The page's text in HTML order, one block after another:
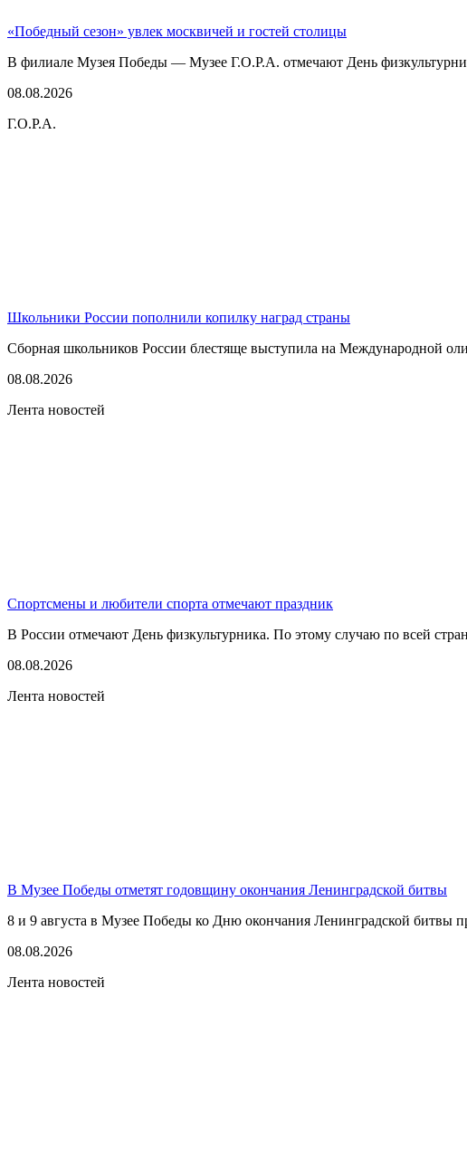
«Победный сезон» увлек москвичей и гостей столицы
В филиале Музея Победы — Музее Г.О.Р.А. отмечают День
08.08.2026
Г.О.Р.А.
Школьники России пополнили копилку наград страны
Сборная школьников России блестяще выступила на Международной
08.08.2026
Лента новостей
Спортсмены и любители спорта отмечают праздник
В России отмечают День физкультурника. По этому случаю по всей
08.08.2026
Лента новостей
В Музее Победы отметят годовщину окончания Ленинградской битвы
8 и 9 августа в Музее Победы ко Дню окончания Ленинградской битвы
08.08.2026
Лента новостей